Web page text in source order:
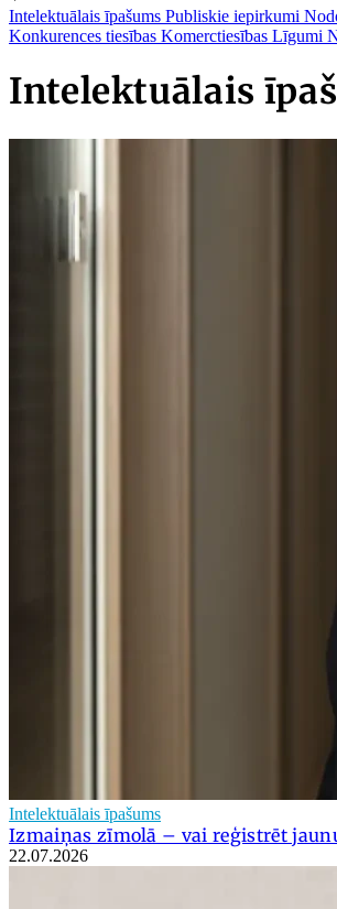
Intelektuālais īpašums Publiskie iepirkumi
Konkurences tiesības Komerctiesības Līgumi
Intelektuālais
Intelektuālais īpašums
Izmaiņas zīmolā – vai reģistrēt
22.07.2026